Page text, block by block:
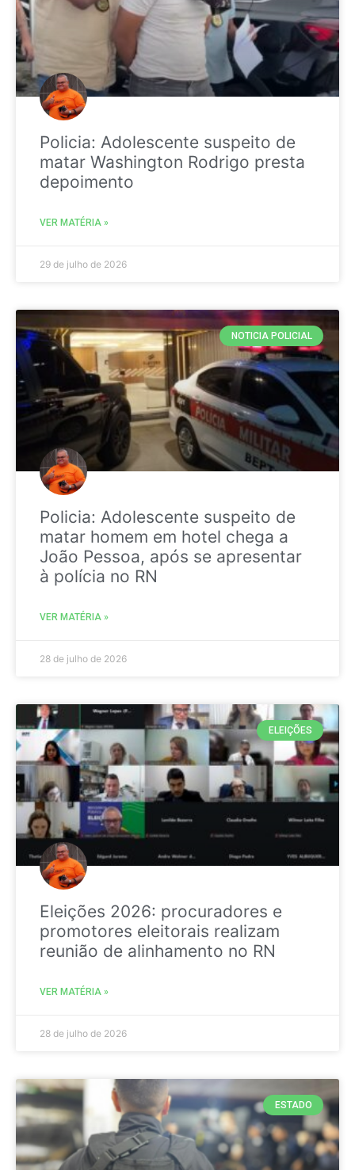
Policia: Adolescente suspeito de
matar Washington Rodrigo presta
depoimento
VER MATÉRIA »
29 de julho de 2026
NOTICIA POLICIAL
Policia: Adolescente suspeito de
matar homem em hotel chega a
João Pessoa, após se apresentar
à polícia no RN
VER MATÉRIA »
28 de julho de 2026
ELEIÇÕES
Eleições 2026: procuradores e
promotores eleitorais realizam
reunião de alinhamento no RN
VER MATÉRIA »
28 de julho de 2026
ESTADO